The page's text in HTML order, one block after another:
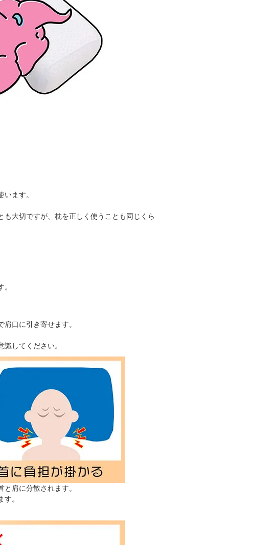
ます。
大切ですが、枕を正しく使うことも同じくら
口に引き寄せます。
してください。
肩に分散されます。
。